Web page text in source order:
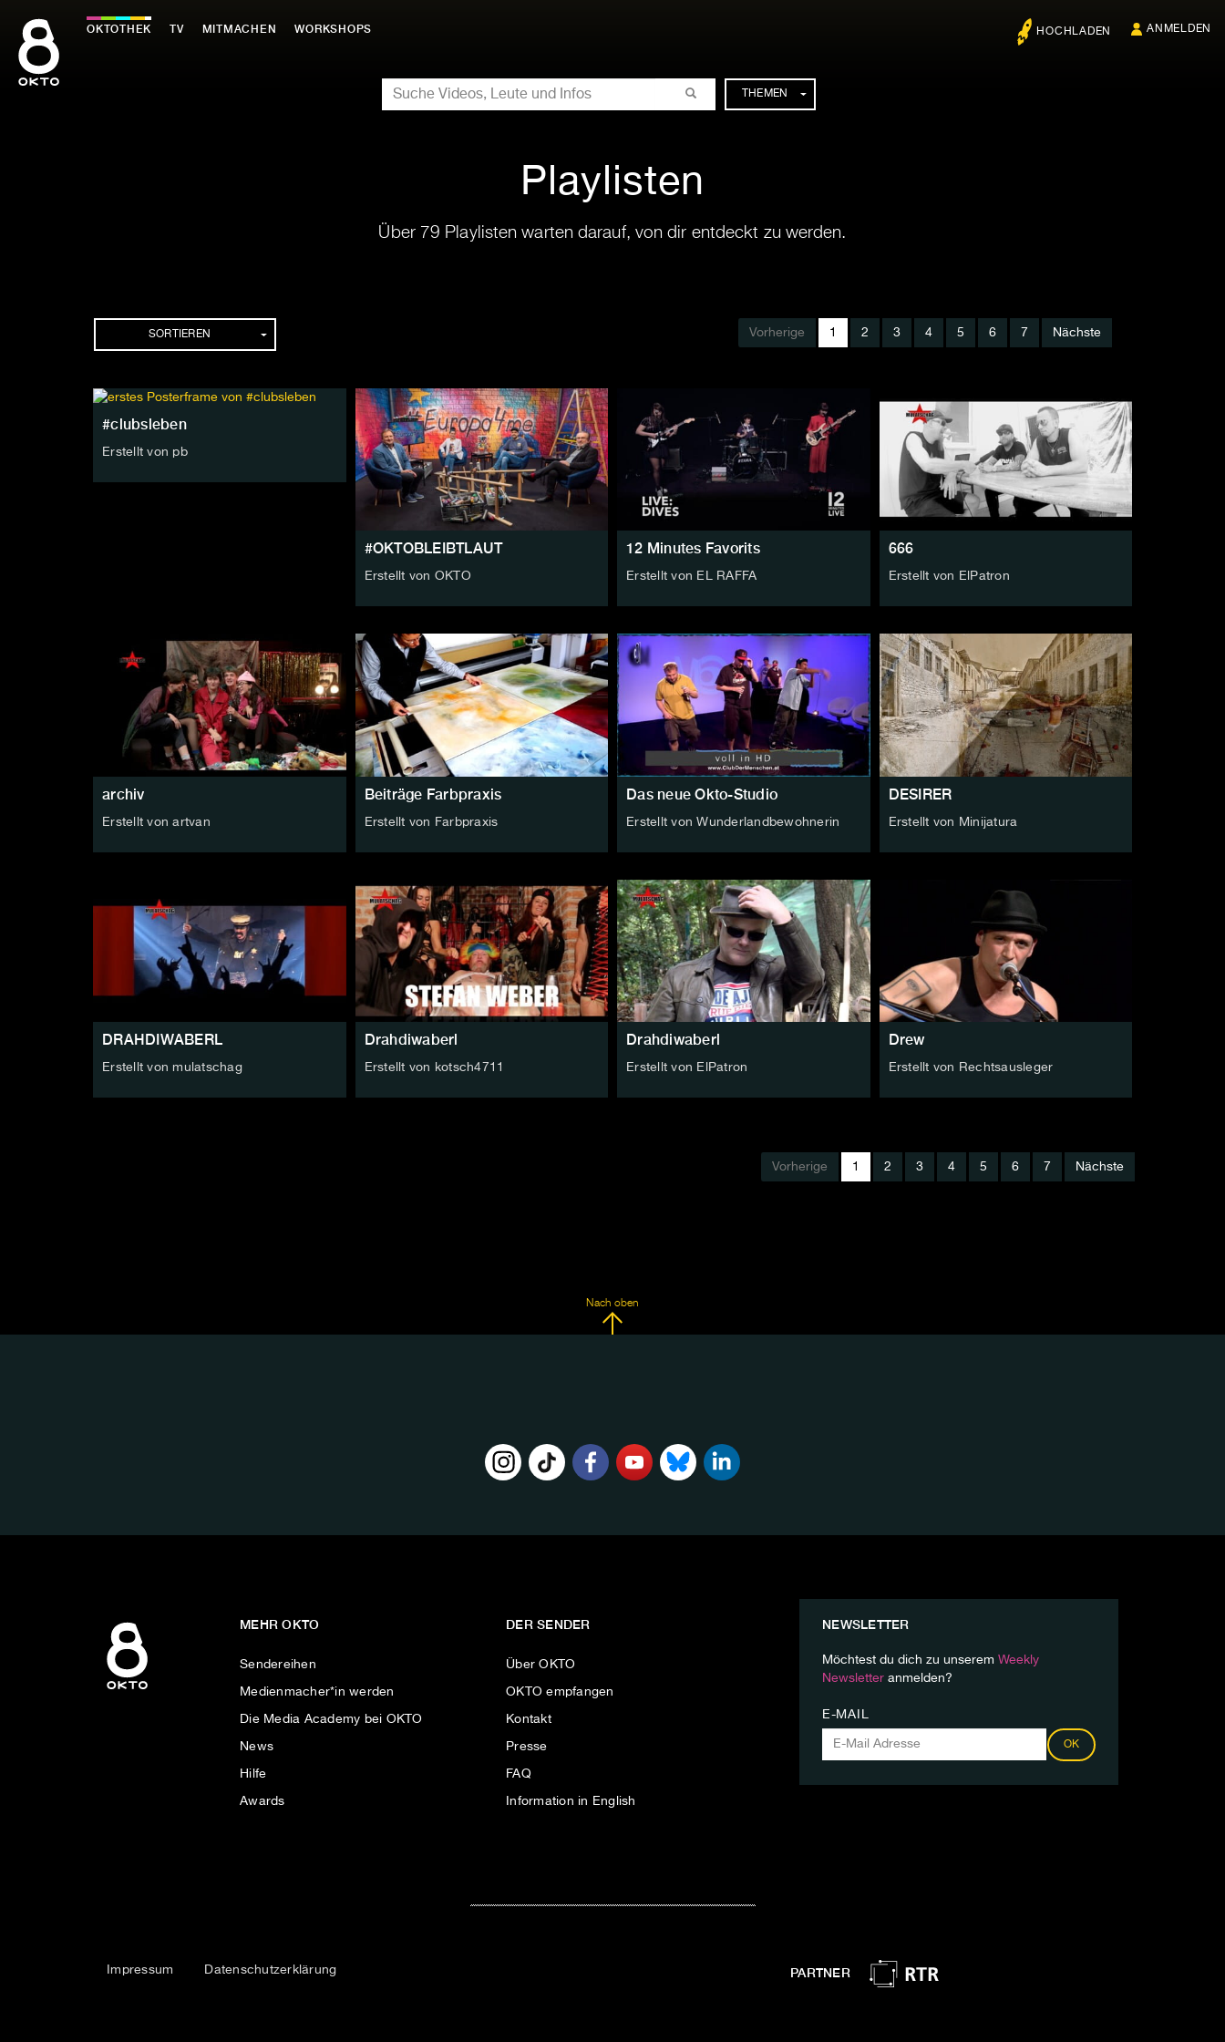
Inhalt
springen
OKTOTHEK TV MITMACHEN WORKSHOPS HOCHLADEN ANMELDEN
SUCHE
THEMEN
Playlisten
Über 79 Playlisten warten darauf, von dir entdeckt zu werden.
Playlisten
SORTIEREN Vorherige 1 2 3 4 5 6 7 Nächste
#clubsleben
Erstellt von pb
#OKTOBLEIBTLAUT
Erstellt von OKTO
12 Minutes Favorits
Erstellt von EL RAFFA
666
Erstellt von ElPatron
archiv
Erstellt von artvan
Beiträge Farbpraxis
Erstellt von Farbpraxis
Das neue Okto-Studio
Erstellt von Wunderlandbewohnerin
DESIRER
Erstellt von Minijatura
DRAHDIWABERL
Erstellt von mulatschag
Drahdiwaberl
Erstellt von kotsch4711
Drahdiwaberl
Erstellt von ElPatron
Drew
Erstellt von Rechtsausleger
Vorherige 1 2 3 4 5 6 7 Nächste
Nach oben
MEHR OKTO
Sendereihen
Medienmacher*in werden
Die Media Academy bei OKTO
News
Hilfe
Awards
DER SENDER
Über OKTO
OKTO empfangen
Kontakt
Presse
FAQ
Information in English
NEWSLETTER
Möchtest du dich zu unserem Weekly
Newsletter anmelden?
E-MAIL
OK
Impressum Datenschutzerklärung PARTNER